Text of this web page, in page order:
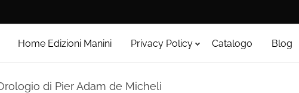
Home Edizioni Manini Privacy Policy Catalogo Blog
di Pier Adam de Micheli